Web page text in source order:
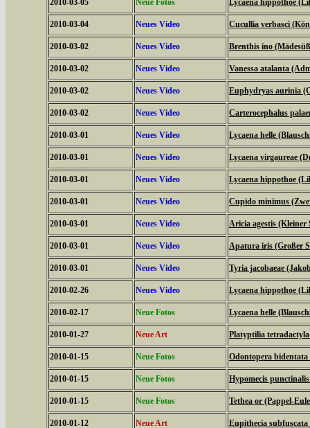
2010-03-05 Neue Fotos Lycaena hippothoe
2010-03-04 Neues Video Cucullia verbasci
2010-03-02 Neues Video Brenthis ino
2010-03-02 Neues Video Vanessa atalanta
2010-03-02 Neues Video Euphydryas aurinia
2010-03-02 Neues Video Carterocephalus
2010-03-01 Neues Video Lycaena helle
2010-03-01 Neues Video Lycaena virgaureae
2010-03-01 Neues Video Lycaena hippothoe
2010-03-01 Neues Video Cupido minimus
2010-03-01 Neues Video Aricia agestis (Kleiner
2010-03-01 Neues Video Apatura iris (Großer
2010-03-01 Neues Video Tyria jacobaeae
2010-02-26 Neues Video Lycaena hippothoe
2010-02-17 Neue Fotos Lycaena helle
2010-01-27 Neue Art Platyptilia
2010-01-15 Neue Fotos Odontopera
2010-01-15 Neue Fotos Hypomecis
2010-01-15 Neue Fotos Tethea or (Pappel-
2010-01-12 Neue Art Eupithecia